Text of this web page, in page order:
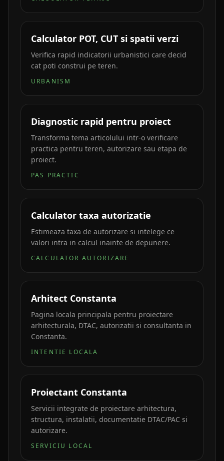
Calculator POT, CUT si spatii verzi
Verifica rapid indicatorii urbanistici care decid
cat poti construi pe teren.
URBANISM
Diagnostic rapid pentru proiect
Transforma tema articolului intr-o verificare
practica pentru teren, autorizare sau etapa de
proiect.
PAS PRACTIC
Calculator taxa autorizatie
Estimeaza taxa de autorizare si intelege ce
valori intra in calcul inainte de depunere.
CALCULATOR AUTORIZARE
Arhitect Constanta
Pagina locala principala pentru proiectare
arhitecturala, DTAC, autorizatii si consultanta in
Constanta.
INTENTIE LOCALA
Proiectant Constanta
Servicii integrate de proiectare arhitectura,
structura, instalatii, documentatie DTAC/PAC si
autorizare.
SERVICIU LOCAL